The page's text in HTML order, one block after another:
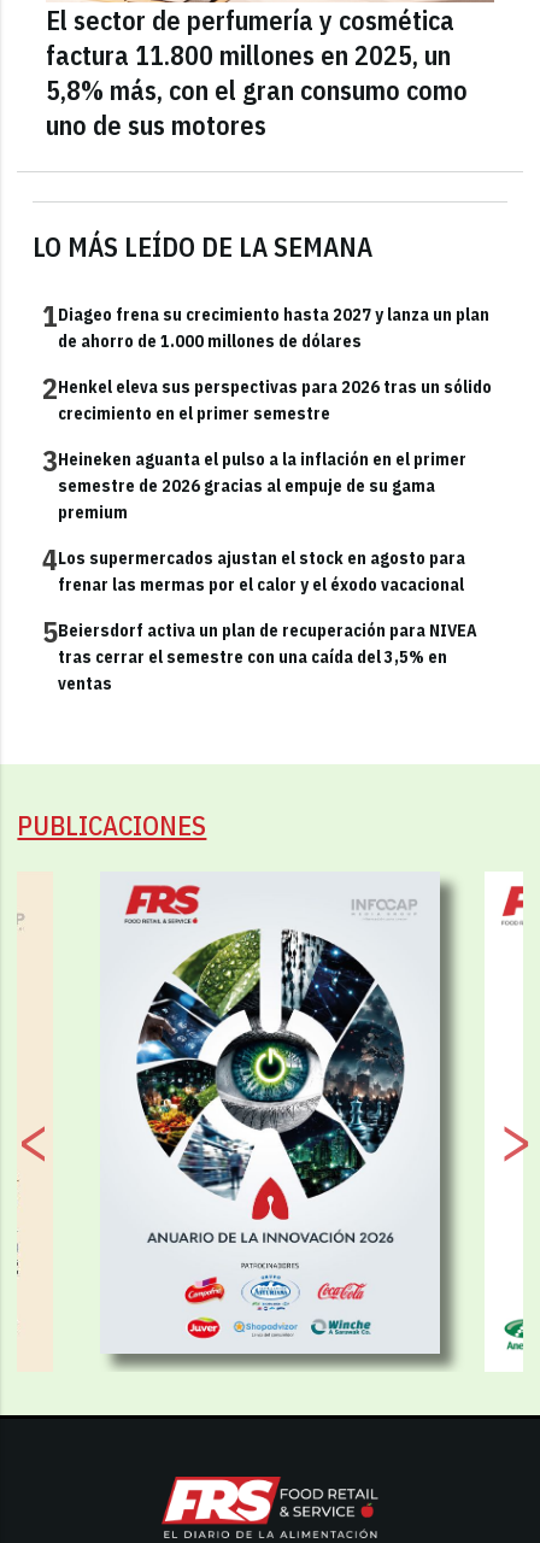
LO MÁS LEÍDO DE LA SEMANA
1Diageo frena su crecimiento hasta 2027 y lanza un plan
de ahorro de 1.000 millones de dólares
2Henkel eleva sus perspectivas para 2026 tras un sólido
crecimiento en el primer semestre
3Heineken aguanta el pulso a la inflación en el primer
semestre de 2026 gracias al empuje de su gama
premium
4Los supermercados ajustan el stock en agosto para
frenar las mermas por el calor y el éxodo vacacional
5Beiersdorf activa un plan de recuperación para NIVEA
tras cerrar el semestre con una caída del 3,5% en
ventas
El sector de perfumería y cosmética
factura 11.800 millones en 2025, un
5,8% más, con el gran consumo como
uno de sus motores
PUBLICACIONES